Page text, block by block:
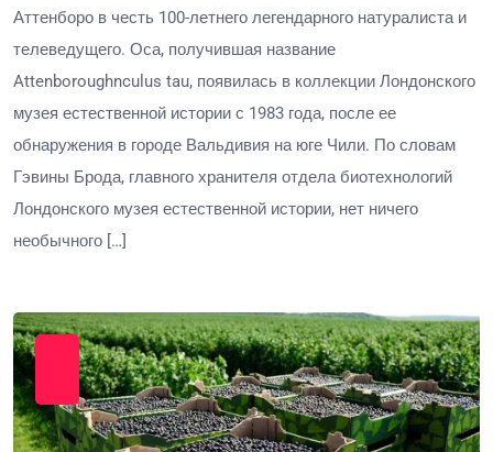
Аттенборо в честь 100-летнего легендарного натуралиста и
телеведущего. Оса, получившая название
Attenboroughnculus tau, появилась в коллекции Лондонского
музея естественной истории с 1983 года, после ее
обнаружения в городе Вальдивия на юге Чили. По словам
Гэвины Брода, главного хранителя отдела биотехнологий
Лондонского музея естественной истории, нет ничего
необычного […]